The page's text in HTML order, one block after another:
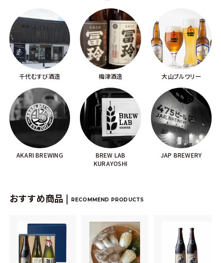
千代むすび酒造 梅津酒造 大山ブルワリー
AKARI BREWING
BREW LAB
KURAYOSHI
JAP BREWERY
おすすめ商品 | RECOMMEND PRODUCTS